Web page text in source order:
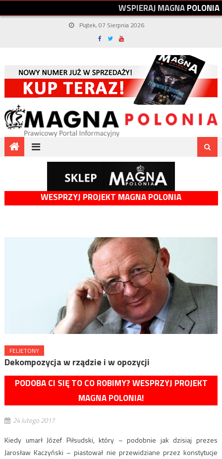
WSPIERAJMAGNAPOLONIA
Piątek, 07 Sierpnia 2026
WESPRZYJ PROJEKT MAGNA POLONIA
FELIETONY
Dekompozycja w rządzie i w opozycji
PODOBA CI SIĘ TO CO ROBIMY? WESPRZYJ PROJEKT
MAGNA POLONIA!
24 lutego 2017
Kiedy umarł Józef Piłsudski, który – podobnie jak dzisiaj prezes
Jarosław Kaczyński – piastował nie przewidziane przez konstytucje